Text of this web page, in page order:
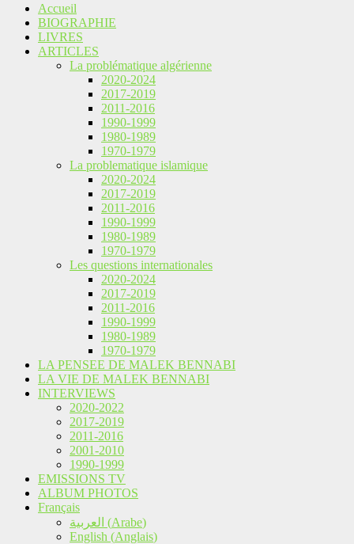
Accueil
BIOGRAPHIE
LIVRES
ARTICLES
La problématique algérienne
2020-2024
2017-2019
2011-2016
1990-1999
1980-1989
1970-1979
La problematique islamique
2020-2024
2017-2019
2011-2016
1990-1999
1980-1989
1970-1979
Les questions internationales
2020-2024
2017-2019
2011-2016
1990-1999
1980-1989
1970-1979
LA PENSEE DE MALEK BENNABI
LA VIE DE MALEK BENNABI
INTERVIEWS
2020-2022
2017-2019
2011-2016
2001-2010
1990-1999
EMISSIONS TV
ALBUM PHOTOS
Français
العربية (Arabe)
English (Anglais)